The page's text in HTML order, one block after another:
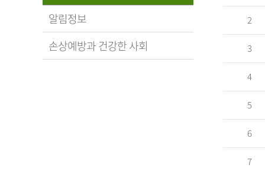
알림정보
손상예방과 건강한 사회
2
3
4
5
6
7